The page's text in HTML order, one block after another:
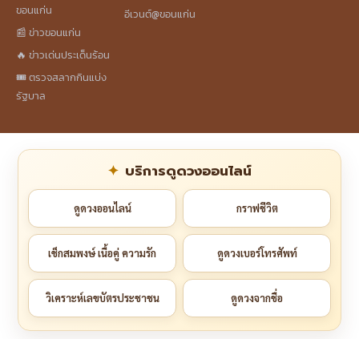
ขอนแก่น
📰 ข่าวขอนแก่น
🔥 ข่าวเด่นประเด็นร้อน
🎟️ ตรวจสลากกินแบ่ง
รัฐบาล
อีเวนต์@ขอนแก่น
บริการดูดวงออนไลน์
ดูดวงออนไลน์ กราฟชีวิต
เช็กสมพงษ์ เนื้อคู่ ความรัก ดูดวงเบอร์โทรศัพท์
วิเคราะห์เลขบัตรประชาชน ดูดวงจากชื่อ